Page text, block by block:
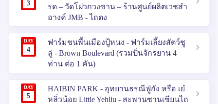
3
รด – วัดโฝวกวงซาน – ร้านศูนย์ผลิตเวชสำ
อางค์ JMB - ไถตง
DAY
4
ฟาร์มชนพื้นเมืองปู้หนง - ฟาร์มเลี้ยงสัตว์ชู
ลู่ - Brown Boulevard (รวมปั่นจักรยาน 4
ท่าน ต่อ 1 คัน)
DAY
5
HAIBIN PARK - อุทยานธรณีฟู่กัง หรือ เย๋
หลิ่วน้อย Little Yehliu - สะพานซานเซียนไถ